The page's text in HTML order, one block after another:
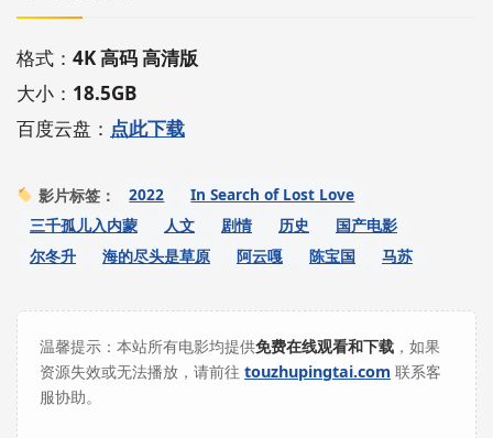
格式： 4K 高码 高清版
大小： 18.5GB
百度云盘： 点此下载
影片标签： 2022
In Search of Lost Love
三千孤儿入内蒙
人文 剧情 历史
国产电影
尔冬升
海的尽头是草原 阿云嘎 陈宝国 马苏
温馨提示：本站所有电影均提供免费在线观看和下载 ，如果
资源失效或无法播放，请前往 touzhupingtai.com 联系客
服协助。